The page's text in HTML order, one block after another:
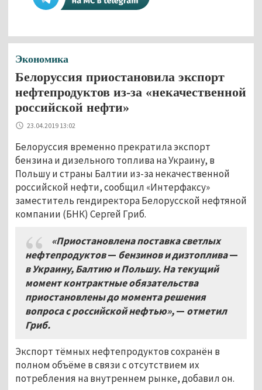
Экономика
Белоруссия приостановила экспорт
нефтепродуктов из-за «некачественной
российской нефти»
23.04.2019 13:02
Белоруссия временно прекратила экспорт
бензина и дизельного топлива на Украину, в
Польшу и страны Балтии из-за некачественной
российской нефти, сообщил «Интерфаксу»
заместитель гендиректора Белорусской нефтяной
компании (БНК) Сергей Гриб.
«Приостановлена поставка светлых
нефтепродуктов— бензинов и дизтоплива—
в Украину, Балтию и Польшу. На текущий
момент контрактные обязательства
приостановлены до момента решения
вопроса с российской нефтью»,— отметил
Гриб.
Экспорт тёмных нефтепродуктов сохранён в
полном объёме в связи с отсутствием их
потребления на внутреннем рынке, добавил он.